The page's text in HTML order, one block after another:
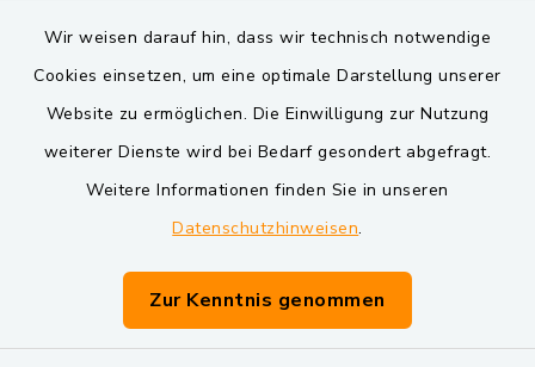
Wir weisen darauf hin, dass wir technisch notwendige
Cookies einsetzen, um eine optimale Darstellung unserer
Website zu ermöglichen. Die Einwilligung zur Nutzung
weiterer Dienste wird bei Bedarf gesondert abgefragt.
Weitere Informationen finden Sie in unseren
Datenschutzhinweisen.
Zur Kenntnis genommen
Barrierefreiheit